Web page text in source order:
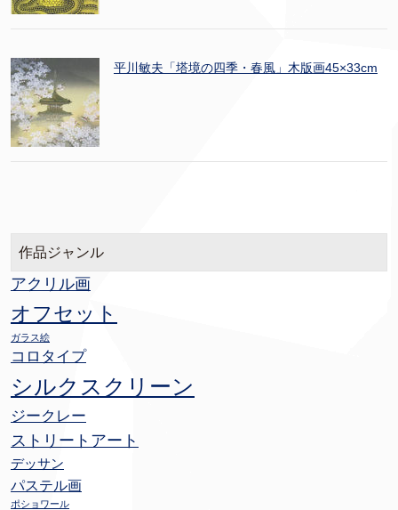
平川敏夫「塔境の四季・春風」木版画45×33cm
作品ジャンル
アクリル画
オフセット
ガラス絵
コロタイプ
シルクスクリーン
ジークレー
ストリートアート
デッサン
パステル画
ポショワール